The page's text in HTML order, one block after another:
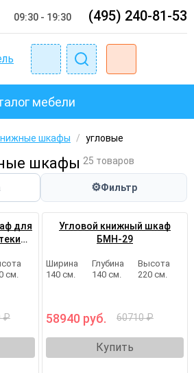
09:30 - 19:30 (495) 240-81-53
мебели
шкафы / угловые
шкафы 25 товаров
⚙Фильтр
для
см.
₽
Угловой книжный шкаф
БМН-29
Ширина
140 см.
Глубина
140 см.
Высота
220 см.
58940 руб. 60710 ₽
Купить